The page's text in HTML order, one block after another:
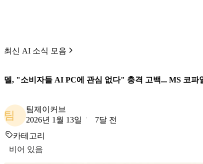
최신 AI 소식 모음
델, "소비자들 AI PC에 관심 없다" 충격 고백... MS 코파
팀
팀제이커브
2026년 1월 13일
7달 전
카테고리
비어 있음